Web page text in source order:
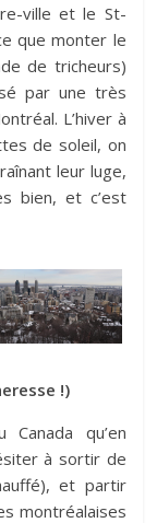
ville et le St-
que monter le
de tricheurs)
par une très
L’hiver à
de soleil, on
leur luge,
bien, et c’est
!)
qu’en
à sortir de
et partir
montréalaises